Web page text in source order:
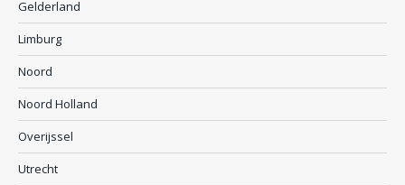
Gelderland
Limburg
Noord
Noord Holland
Overijssel
Utrecht